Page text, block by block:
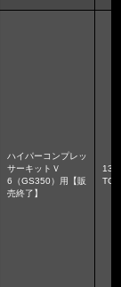
ハイパーコンプレッ
サーキットＶ
6（GS350）用【販
売終了】